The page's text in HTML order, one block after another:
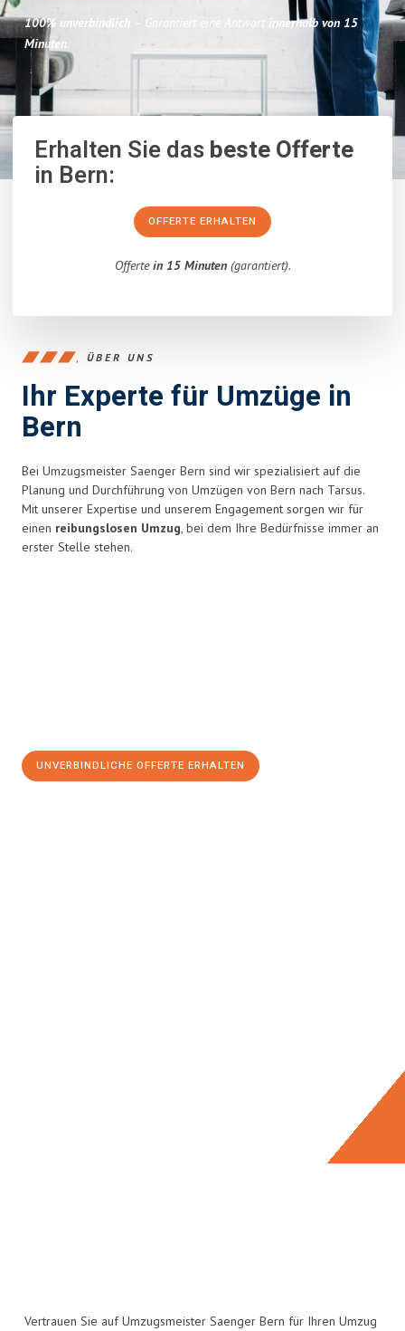
100% unverbindlich – Garantiert eine Antwort
innerhalb von 15
Minuten.
Erhalten Sie dasbeste Offerte
in Bern:
OFFERTE ERHALTEN
Offertein 15 Minuten(garantiert).
ÜBER UNS
Ihr Experte für Umzüge in
Bern
Bei Umzugsmeister Saenger Bern sind wir spezialisiert auf die
Planung und Durchführung von Umzügen von Bern nach Tarsus.
Mit unserer Expertise und unserem Engagement sorgen wir für
einen reibungslosen Umzug, bei dem Ihre Bedürfnisse immer an
erster Stelle stehen.
UNVERBINDLICHE OFFERTE ERHALTEN
Vertrauen Sie auf Umzugsmeister Saenger Bern für Ihren Umzug